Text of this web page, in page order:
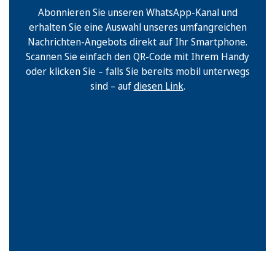
Abonnieren Sie unseren WhatsApp-Kanal und
erhalten Sie eine Auswahl unseres umfangreichen
Nachrichten-Angebots direkt auf Ihr Smartphone.
Scannen Sie einfach den QR-Code mit Ihrem Handy
oder klicken Sie – falls Sie bereits mobil unterwegs
sind – aufdiesen Link.